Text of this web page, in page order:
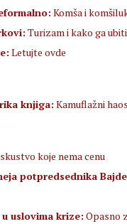
Komša i
Turizam i kako ga ubiti
Letujte ovde
knjiga: Kamuflažni haos
koje nema cenu
potpredsednika
uslovima krize: Opasno